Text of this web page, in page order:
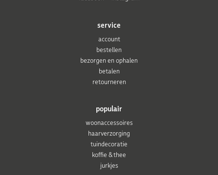
populair
woonaccessoires
haarverzorging
tuindecoratie
koffie & thee
jurkjes
service
account
bestellen
bezorgen en ophalen
betalen
retourneren